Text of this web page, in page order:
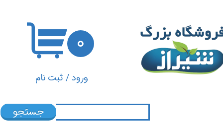
ورود/ ثبت نام
تغییر گذر واژه
سفارشات
۰
جستجو